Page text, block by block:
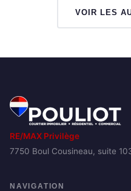
VOIR LES
RE/MAX Privilège
7750 Boul Cousineau, suite
NAVIGATION